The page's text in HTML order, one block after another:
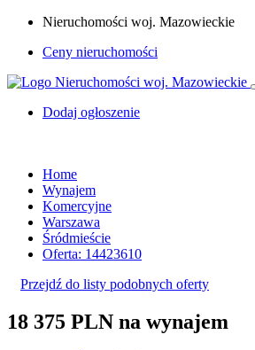
Nieruchomości woj. Mazowieckie
Ceny nieruchomości
Dodaj ogłoszenie
Home
Wynajem
Komercyjne
Warszawa
Śródmieście
Oferta: 14423610
Przejdź do listy podobnych oferty
18 375 PLN na wynajem